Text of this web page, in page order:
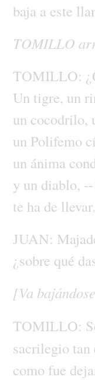
baja a este
TOMILLO
TOMILLO:
Un tigre, un
un cocodrilo,
un Polifemo
un ánima
y un diablo, --
te ha de llevar.
JUAN:
¿sobre qué
[Va bajándose
TOMILLO:
sacrilegio tan
como fue